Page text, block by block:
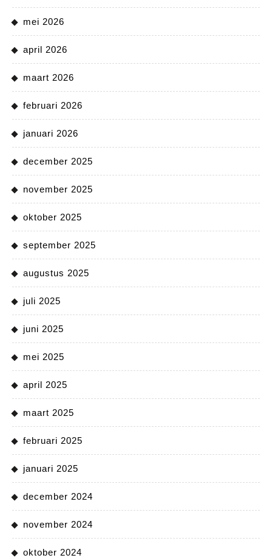
mei 2026
april 2026
maart 2026
februari 2026
januari 2026
december 2025
november 2025
oktober 2025
september 2025
augustus 2025
juli 2025
juni 2025
mei 2025
april 2025
maart 2025
februari 2025
januari 2025
december 2024
november 2024
oktober 2024